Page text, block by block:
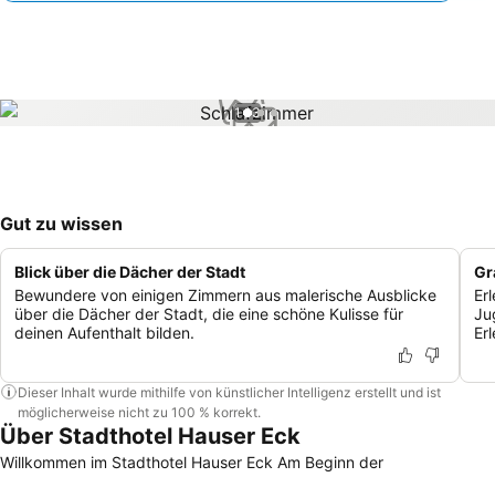
1 / 3
Gut zu wissen
Blick über die Dächer der Stadt
Bewundere von einigen Zimmern aus malerische Ausblicke
über die Dächer der Stadt, die eine schöne Kulisse für
deinen Aufenthalt bilden.
Dieser Inhalt wurde mithilfe von künstlicher Intelligenz erstellt und ist
möglicherweise nicht zu 100 % korrekt.
Über Stadthotel Hauser Eck
Willkommen im Stadthotel Hauser Eck Am Beginn der